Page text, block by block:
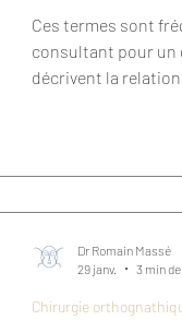
Ces termes sont
consultant pour un
décrivent la
Chirurgie
Dr Romain Massé
29 janv.
3 min